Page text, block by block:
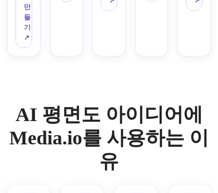
확한
전문
적인
청사
진 모
분위
여줍
니다.
학을
사용
하세
요.
감 처
렌더
링하
세요.
된 것
처럼
보이
는 세
련된
건축
다.
선명
인워
만
들
기
↗
절약
레이
아웃
논리,
트 평
가구
배치,
뚜렷
한 구
역 지
정,
부드
라벨,
선명
문적
축 라
인워
크,
명확
AI 평면도 아이디어에
Media.io를 사용하는 이
유